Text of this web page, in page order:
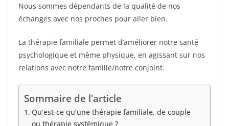
Nous sommes dépendants de la qualité de nos
échanges avec nos proches pour aller bien.
La thérapie familiale permet d’améliorer notre santé
psychologique et même physique, en agissant sur nos
relations avec notre famille/notre conjoint.
Sommaire de l'article
Qu’est-ce qu’une thérapie familiale, de couple
ou thérapie systémique ?